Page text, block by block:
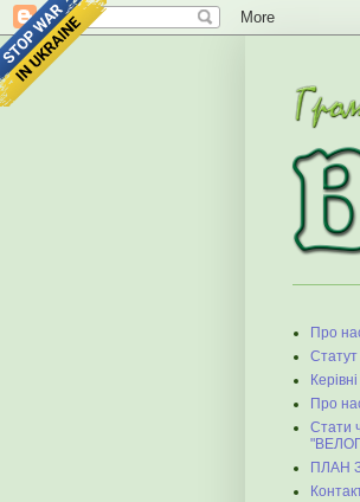
Про
Статут
Про
Стати
ПЛАН